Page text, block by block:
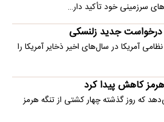
سرزمینی خود تأکید دار…
جدید زلنسکی
آمریکا در سال‌های اخیر ذخایر آمریکا را
کاهش پیدا کرد
که روز گذشته چهار کشتی از تنگه هرمز